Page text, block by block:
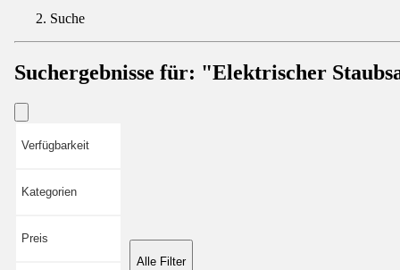
Suche
Suchergebnisse für: "Elektrischer
Verfügbarkeit
Kategorien
Preis
Alle Filter